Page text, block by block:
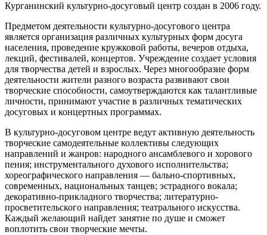
Курганинский культурно-досуговый центр создан в 2006 году.
Предметом деятельности культурно-досугового центра
является организация различных культурных форм досуга
населения, проведение кружковой работы, вечеров отдыха,
лекций, фестивалей, концертов. Учреждение создает условия
для творчества детей и взрослых. Через многообразие форм
деятельности жители разного возраста развивают свои
творческие способности, самоутверждаются как талантливые
личности, принимают участие в различных тематических
досуговых и концертных программах.
В культурно-досуговом центре ведут активную деятельность
творческие самодеятельные коллективы следующих
направлений и жанров: народного ансамблевого и хорового
пения; инструментального духового исполнительства;
хореографического направления — бально-спортивных,
современных, национальных танцев; эстрадного вокала;
декоративно-прикладного творчества; литературно-
просветительского направления; театрального искусства.
Каждый желающий найдет занятие по душе и сможет
воплотить свои творческие мечты.